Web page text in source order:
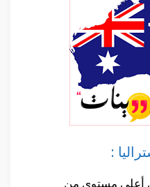
:
أعلى مستوى من